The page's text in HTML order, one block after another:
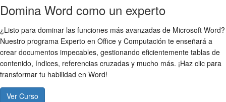
Domina Word como un experto
¿Listo para dominar las funciones más avanzadas de Microsoft Word?
Nuestro programa Experto en Office y Computación te enseñará a
crear documentos impecables, gestionando eficientemente tablas de
contenido, índices, referencias cruzadas y mucho más. ¡Haz clic para
transformar tu habilidad en Word!
Ver Curso